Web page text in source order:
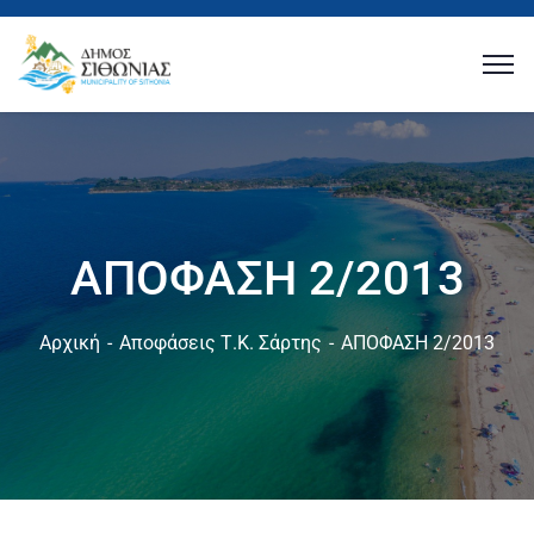
ΑΠΟΦΑΣΗ 2/2013
Αρχική Αποφάσεις Τ.Κ. Σάρτης ΑΠΟΦΑΣΗ 2/2013